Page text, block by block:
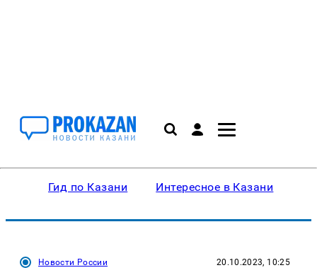
Гид по Казани Интересное в Казани
Новости России 20.10.2023, 10:25